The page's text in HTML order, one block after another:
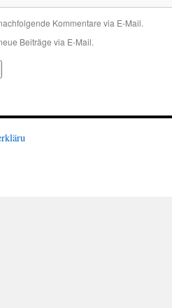
Kommentare via E-Mail.
Beiträge via E-Mail.